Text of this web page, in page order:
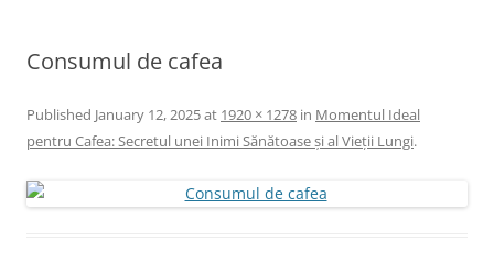
Consumul de cafea
Published January 12, 2025at 1920 × 1278 in Momentul Ideal
pentru Cafea: Secretul unei Inimi Sănătoase și al Vieții Lungi.